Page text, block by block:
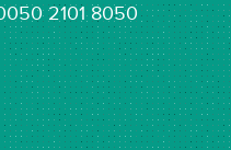
2101 8050